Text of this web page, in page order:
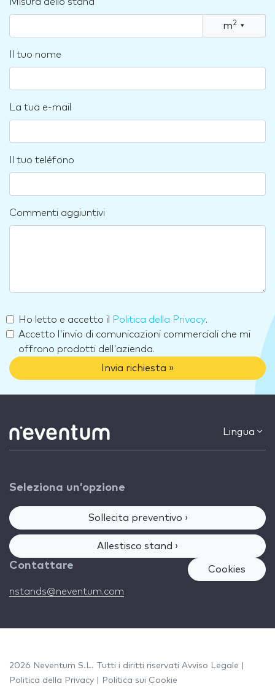
m2 ▾
Il tuo nome
La tua e-mail
Il tuo teléfono
Commenti aggiuntivi
Ho letto e accetto il Politica della Privacy.
Accetto l'invio di comunicazioni commerciali che mi
offrono prodotti dell'azienda.
Invia richiesta »
Lingua
Seleziona un’opzione
Sollecita preventivo ›
Allestisco stand ›
Contattare
nstands@neventum.com
Cookies
2026 Neventum S.L. Tutti i diritti riservati Avviso Legale
Politica della Privacy
Politica sui Cookie